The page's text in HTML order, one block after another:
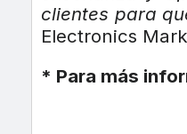
clientes para
Electronics
* Para más